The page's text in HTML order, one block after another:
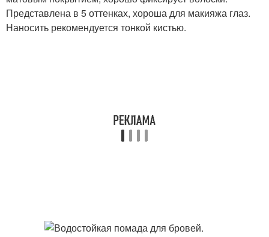
Представлена в 5 оттенках, хороша для макияжа глаз.
Наносить рекомендуется тонкой кистью.